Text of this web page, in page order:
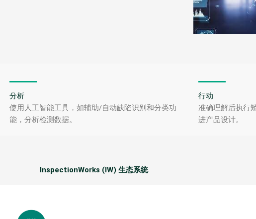
分析
使用人工智能工具，如辅助/自动缺陷识别和分类功
能，分析检测数据。
行动
准确理解后执行
进产品设计。
InspectionWorks (IW) 生态系统